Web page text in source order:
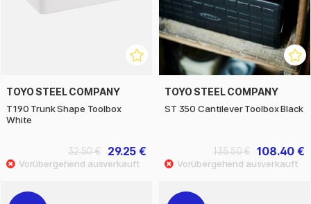
TOYO STEEL COMPANY
T190 Trunk Shape Toolbox
White
29.25 €
32.50 €
TOYO STEEL COMPANY
ST 350 Cantilever Toolbox Black
108.40 €
135.50 €